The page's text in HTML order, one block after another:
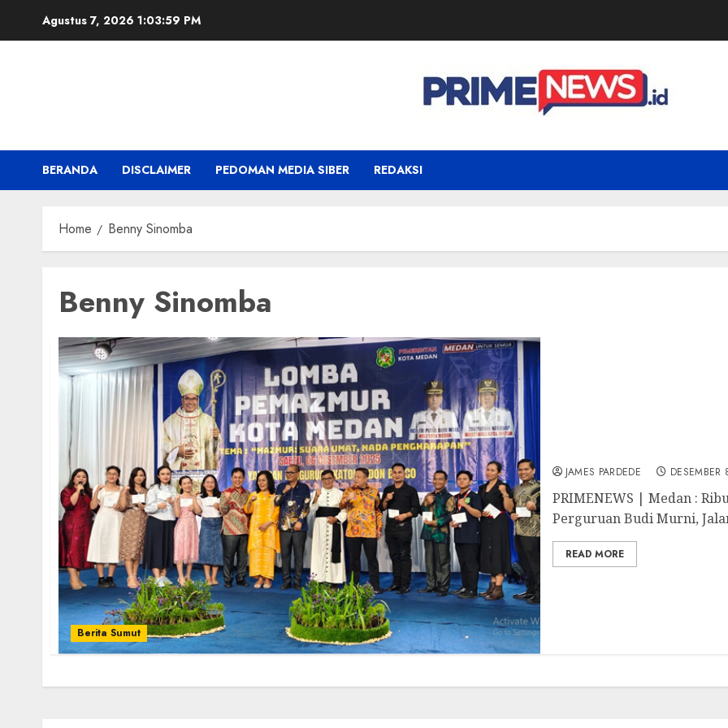
Agustus 7, 2026 1:03:59 PM
BERANDA DISCLAIMER PEDOMAN MEDIA SIBER REDAKSI
Home Benny Sinomba
Benny Sinomba
Berita Sumut
JAMES PARDEDE DESEMBER
PRIMENEWS | Medan :
Perguruan Budi Murni,
READ MORE